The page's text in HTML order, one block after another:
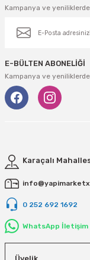
Kampanya ve
E-BÜLTEN ABONELİĞİ
Kampanya ve
Karaçalı
0 252 692 1692
WhatsApp İletişim